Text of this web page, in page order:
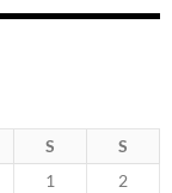
S S
1
2